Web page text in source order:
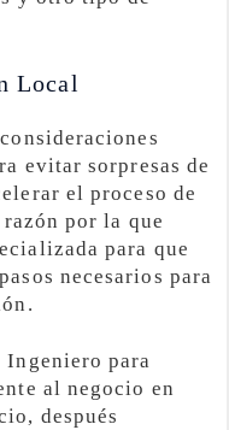
Local
evitar sorpresas de
el proceso de
por la que
para que
necesarios para
Ingeniero para
al negocio en
después